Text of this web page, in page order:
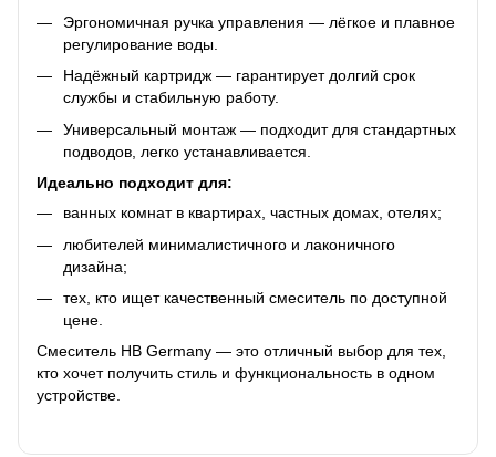
Эргономичная ручка управления — лёгкое и плавное
регулирование воды.
Надёжный картридж — гарантирует долгий срок
службы и стабильную работу.
Универсальный монтаж — подходит для стандартных
подводов, легко устанавливается.
Идеально подходит для:
ванных комнат в квартирах, частных домах, отелях;
любителей минималистичного и лаконичного
дизайна;
тех, кто ищет качественный смеситель по доступной
цене.
Смеситель HB Germany — это отличный выбор для тех,
кто хочет получить стиль и функциональность в одном
устройстве.